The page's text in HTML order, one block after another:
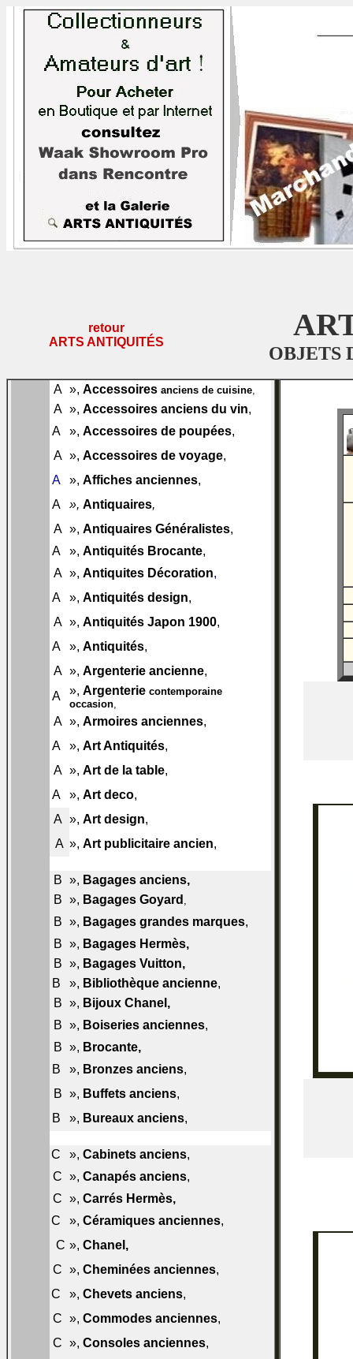
retour
ARTS ANTIQUITÉS
OBJETS
A », Accessoires anciens de cuisine,
A », Accessoires anciens du vin,
A », Accessoires de poupées,
A », Accessoires de voyage,
A », Affiches anciennes,
A », Antiquaires,
A », Antiquaires Généralistes,
A », Antiquités Brocante,
A », Antiquites Décoration,
A », Antiquités design,
A », Antiquités Japon 1900,
A », Antiquités,
A », Argenterie ancienne,
A », Argenterie contemporaine
occasion,
A », Armoires anciennes,
A », Art Antiquités,
A », Art de la table,
A », Art deco,
A », Art design,
A », Art publicitaire ancien,
B », Bagages anciens,
B », Bagages Goyard ,
B », Bagages grandes marques,
B », Bagages Hermès,
B », Bagages Vuitton,
B », Bibliothèque ancienne,
B », Bijoux Chanel ,
B », Boiseries anciennes,
B », Brocante,
B », Bronzes anciens,
B », Buffets anciens,
B », Bureaux anciens,
C », Cabinets anciens,
C », Canapés anciens,
C », Carrés Hermès,
C », Céramiques anciennes,
C », Chanel ,
C », Cheminées anciennes,
C », Chevets anciens,
C », Commodes anciennes,
C », Consoles anciennes,